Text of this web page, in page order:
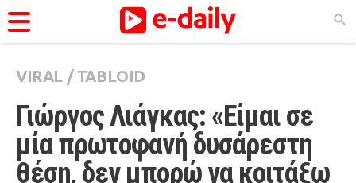
ΚΑΤΗΓΟΡΊΕΣ
Ειδήσεις
Θέματα
Videos
VIRAL / TABLOID
Γιώργος Λιάγκας: «Είμαι σε
μία πρωτοφανή δυσάρεστη
θέση, δεν μπορώ να κοιτάξω